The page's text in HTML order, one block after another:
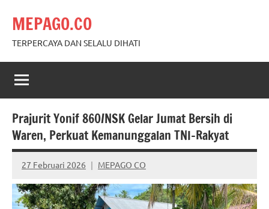
content
MEPAGO.CO
TERPERCAYA DAN SELALU DIHATI
Prajurit Yonif 860/NSK Gelar Jumat Bersih di
Waren, Perkuat Kemanunggalan TNI–Rakyat
27 Februari 2026 MEPAGO CO
No
comments